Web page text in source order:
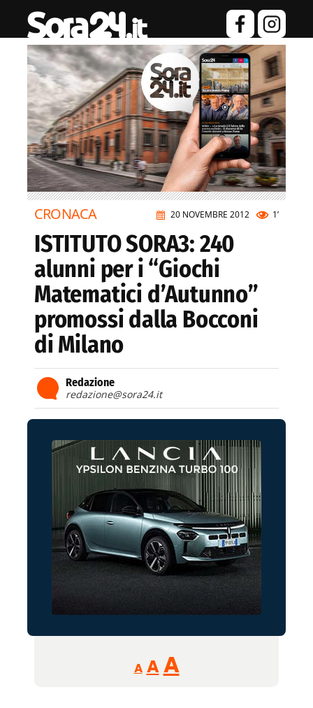
20 NOVEMBRE 2012 1’
CRONACA
ISTITUTO SORA3: 240
alunni per i “Giochi
Matematici d’Autunno”
promossi dalla Bocconi
di Milano
Redazione
redazione@sora24.it
A
Reducir
tamaño
A Restablecer
AAumentar